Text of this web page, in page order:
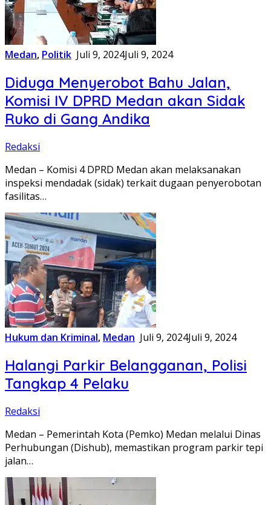
Medan, Politik Juli 9, 2024Juli 9, 2024
Diduga Menyerobot Bahu Jalan,
Komisi IV DPRD Medan akan Sidak
Ruko di Gang Andika
Redaksi
Medan – Komisi 4 DPRD Medan akan melaksanakan
inspeksi mendadak (sidak) terkait dugaan penyerobotan
fasilitas…
Hukum dan Kriminal, Medan Juli 9, 2024Juli 9, 2024
Halangi Parkir Belangganan, Polisi
Tangkap 4 Pelaku
Redaksi
Medan – Pemerintah Kota (Pemko) Medan melalui Dinas
Perhubungan (Dishub), memastikan program parkir tepi
jalan…